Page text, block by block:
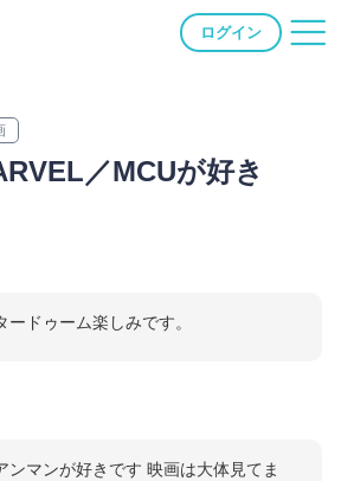
ログイン
／MCUが好き
ードゥーム楽しみです。
ンマンが好きです 映画は大体見てま